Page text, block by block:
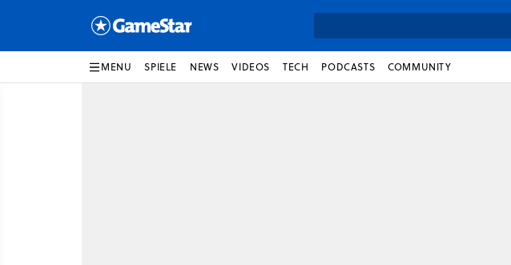
MENU SPIELE NEWS VIDEOS TECH PODCASTS COMMUNITY